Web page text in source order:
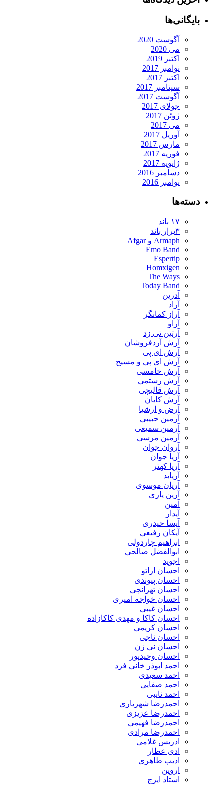
آگوست 2020
سپتامبر 2017
آگوست 2017
جولای 2017
مارس 2017
دسامبر 2016
Armaph و Afgar
Emo Band
Espertip
Homxigen
The Ways
Today Band
آراز کمانگر
آرتین تی زد
آرش آردفروشان
آرش ای پی
آرش ای پی و مسیح
آرش خامسی
آرش رستمی
آرش قالیچی
آرش کایان
​آرض و ارشیا
آرمین حبیبی
آرمین سمیعی
آرمین مرسی
آروان جوان
آریا جوان
آریا کهتر
آریان موسوی
آرین یاری
آیسا حیدری
آیکان رفیعی
ابراهیم چاردولی
ابوالفضل صالحی
احسان اراتو
احسان پیوندی
احسان تهرانچی
احسان خواجه امیری
احسان غیبی
احسان کاکا و مهدی کاکازاده
احسان کریمی
احسان ناجی
احسان نی زن
احسان وحیدپور
احمد ابوذر خانی فرد
احمد سعیدی
احمد صفایی
احمد نایبی
احمدرضا شهریاری
احمدرضا عزیزی
احمدرضا فهیمی
احمدرضا مرادی
ادریس غلامی
ادی عطار
ادیب طاهری
استاد ایرج